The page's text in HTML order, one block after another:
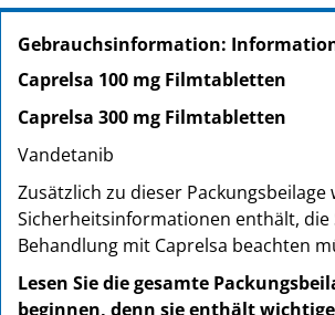
PZN: 09279713
PPN: 110927971314
NTIN: 04150092797138
Gebrauchsinformation:
Caprelsa 100 mg Filmtabletten
Caprelsa 300 mg Filmtabletten
Vandetanib
Zusätzlich zu dieser
Sicherheitsinformationen enthält, die
Behandlung mit Caprelsa beachten
Lesen Sie die gesamte
beginnen, denn sie enthält